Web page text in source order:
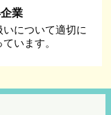
業
について適切に
います。